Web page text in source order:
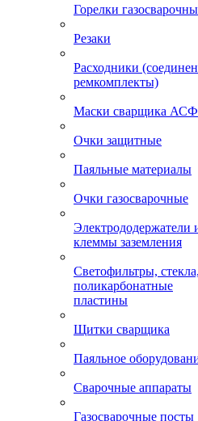
Горелки
Резаки
Расходники
ремкомплекты)
Маски сварщика АСФ
Очки защитные
Паяльные материалы
Очки газосварочные
Электрододержатели
клеммы заземления
Светофильтры, стекла,
поликарбонатные
пластины
Щитки сварщика
Паяльное
Сварочные аппараты
Газосварочные посты